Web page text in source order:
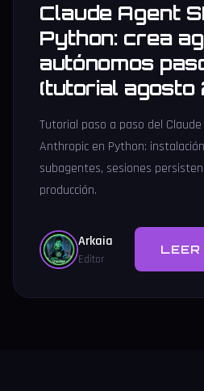
Claude Agent
Python: crea
autónomos
(tutorial
Tutorial paso a paso del
Anthropic en Python:
subagentes, sesiones
producción.
Arkaia
Editor
LEER